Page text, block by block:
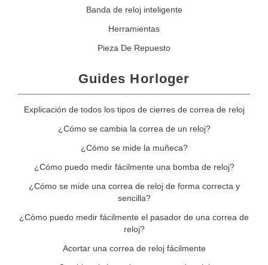
Banda de reloj inteligente
Herramientas
Pieza De Repuesto
Guides Horloger
Explicación de todos los tipos de cierres de correa de reloj
¿Cómo se cambia la correa de un reloj?
¿Cómo se mide la muñeca?
¿Cómo puedo medir fácilmente una bomba de reloj?
¿Cómo se mide una correa de reloj de forma correcta y
sencilla?
¿Cómo puedo medir fácilmente el pasador de una correa de
reloj?
Acortar una correa de reloj fácilmente